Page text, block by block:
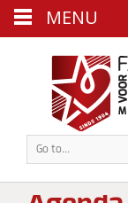
Go to...
MENU